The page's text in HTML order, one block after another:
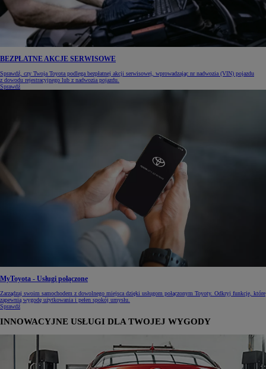
BEZPŁATNE AKCJE SERWISOWE
Sprawdź, czy Twoja Toyota podlega bezpłatnej akcji serwisowej, wprowadzając nr nadwozia (VIN) pojazdu
z dowodu rejestracyjnego lub z nadwozia pojazdu.
Sprawdź
MyToyota - Usługi połączone
Zarządzaj swoim samochodem z dowolnego miejsca dzięki usługom połączonym Toyoty. Odkryj funkcje, które
zapewnią wygodę użytkowania i pełen spokój umysłu.
Sprawdź
INNOWACYJNE USŁUGI DLA TWOJEJ WYGODY